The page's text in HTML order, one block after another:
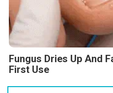
Fungus Dries Up And
First Use